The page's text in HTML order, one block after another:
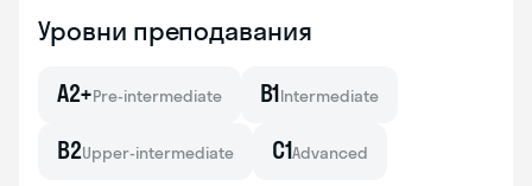
Уровни преподавания
A2+Pre-intermediate B1Intermediate
B2Upper-intermediate C1Advanced